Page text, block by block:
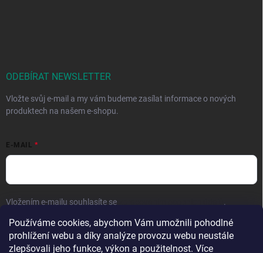
Používáme cookies, abychom Vám umožnili pohodlné
prohlížení webu a díky analýze provozu webu neustále
zlepšovali jeho funkce, výkon a použitelnost. Více
ODEBÍRAT NEWSLETTER
Vložte svůj e-mail a my vám budeme zasílat informace o nových
produktech na našem e-shopu.
E-MAIL
Vložením e-mailu souhlasíte se .
Přihlásit se